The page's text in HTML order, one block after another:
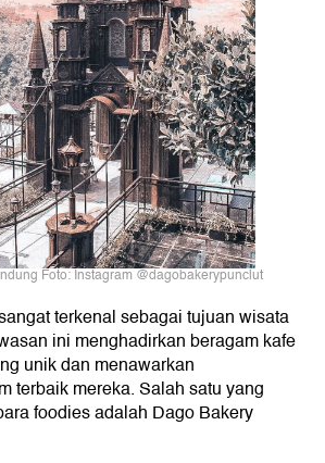
Foto: Instagram @dagobakerypunclut
terkenal sebagai tujuan wisata
ini menghadirkan beragam kafe
unik dan menawarkan
terbaik mereka. Salah satu yang
foodies adalah Dago Bakery